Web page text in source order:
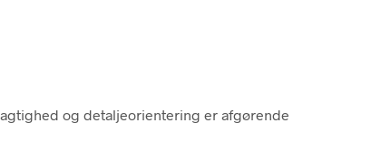
og detaljeorientering er afgørende